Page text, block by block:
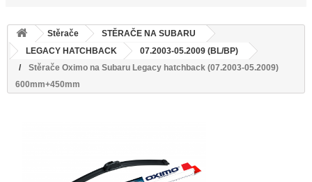
Stěrače
STĚRAČE NA SUBARU
LEGACY HATCHBACK
07.2003-05.2009 (BL/BP)
Stěrače Oximo na Subaru Legacy hatchback (07.2003-05.2009)
600mm+450mm